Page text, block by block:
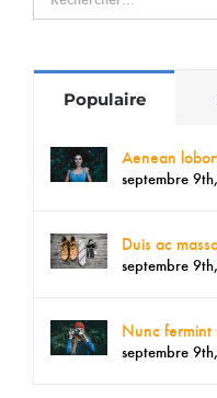
Populaire
Aenean
septembre
Duis ac
septembre
Nunc fermint
septembre